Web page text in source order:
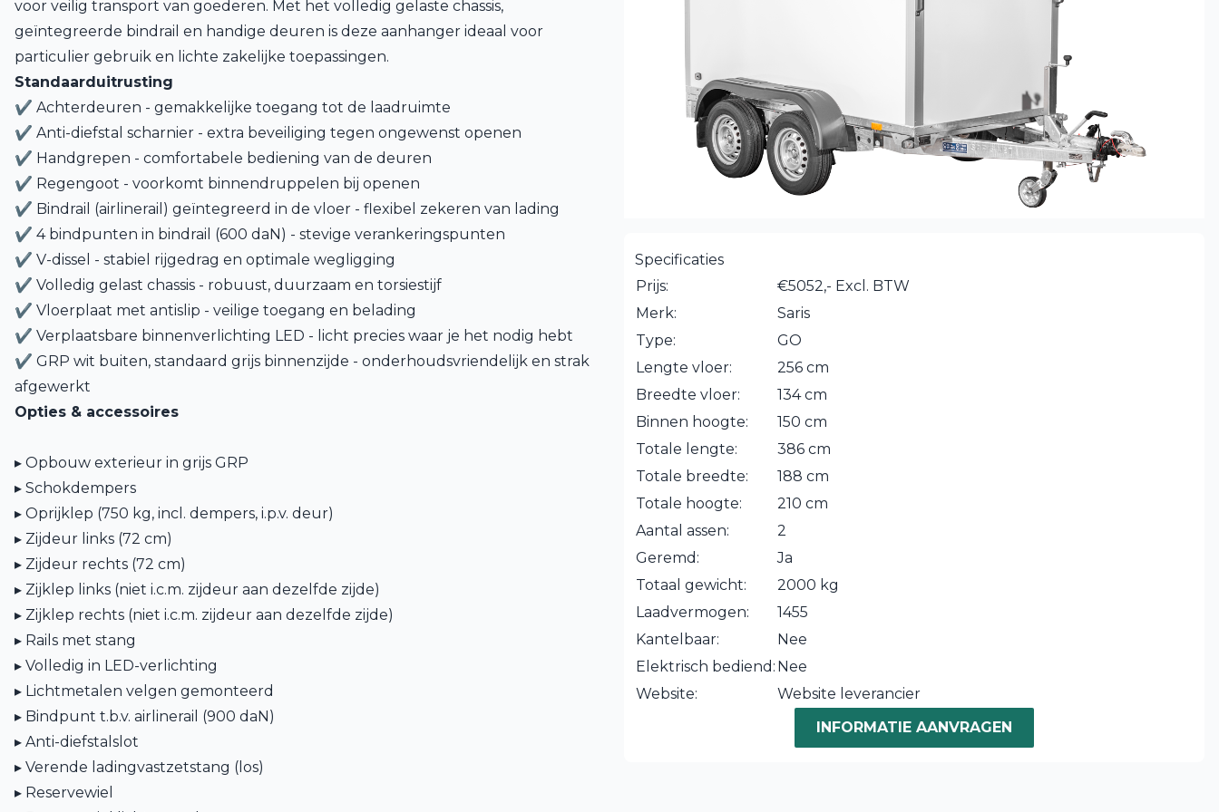
voor veilig transport van goederen. Met het volledig gelaste chassis,
geïntegreerde bindrail en handige deuren is deze aanhanger ideaal voor
particulier gebruik en lichte zakelijke toepassingen.
Standaarduitrusting
✔ Achterdeuren - gemakkelijke toegang tot de laadruimte
✔ Anti-diefstal scharnier - extra beveiliging tegen ongewenst openen
✔ Handgrepen - comfortabele bediening van de deuren
✔ Regengoot - voorkomt binnendruppelen bij openen
✔ Bindrail (airlinerail) geïntegreerd in de vloer - flexibel zekeren van lading
✔ 4 bindpunten in bindrail (600 daN) - stevige verankeringspunten
✔ V-dissel - stabiel rijgedrag en optimale wegligging
✔ Volledig gelast chassis - robuust, duurzaam en torsiestijf
✔ Vloerplaat met antislip - veilige toegang en belading
✔ Verplaatsbare binnenverlichting LED - licht precies waar je het nodig hebt
✔ GRP wit buiten, standaard grijs binnenzijde - onderhoudsvriendelijk en strak
afgewerkt
Opties & accessoires
▸ Opbouw exterieur in grijs GRP
▸ Schokdempers
▸ Oprijklep (750 kg, incl. dempers, i.p.v. deur)
▸ Zijdeur links (72 cm)
▸ Zijdeur rechts (72 cm)
▸ Zijklep links (niet i.c.m. zijdeur aan dezelfde zijde)
▸ Zijklep rechts (niet i.c.m. zijdeur aan dezelfde zijde)
▸ Rails met stang
▸ Volledig in LED-verlichting
▸ Lichtmetalen velgen gemonteerd
▸ Bindpunt t.b.v. airlinerail (900 daN)
▸ Anti-diefstalslot
▸ Verende ladingvastzetstang (los)
▸ Reservewiel
Specificaties
Prijs:
€5052,- Excl. BTW
Merk:
Saris
Type:
GO
Lengte vloer:
256 cm
Breedte vloer:
134 cm
Binnen hoogte:
150 cm
Totale lengte:
386 cm
Totale breedte:
188 cm
Totale hoogte:
210 cm
Aantal assen:
2
Geremd:
Ja
Totaal gewicht:
2000 kg
Laadvermogen:
1455
Kantelbaar:
Nee
Elektrisch bediend: Nee
Website:
Website leverancier
INFORMATIE AANVRAGEN